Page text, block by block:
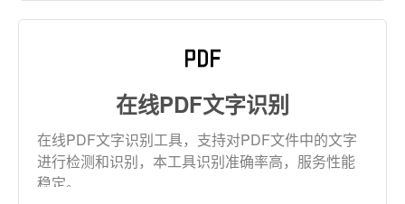
在线PDF文字识别
在线PDF文字识别工具，支持对PDF文件中的文字
进行检测和识别，本工具识别准确率高，服务性能
稳定。